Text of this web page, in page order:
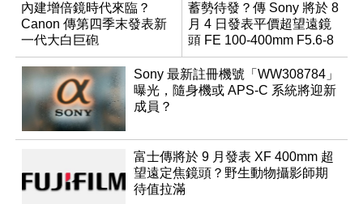
內建增倍鏡時代來臨？
Canon 傳第四季末發表新
一代大白巨砲
蓄勢待發？傳 Sony 將於 8
月 4 日發表平價超望遠鏡
頭 FE 100-400mm F5.6-8
Sony 最新註冊機號「WW308784」
曝光，隨身機或 APS-C 系統將迎新
成員？
富士傳將於 9 月發表 XF 400mm 超
望遠定焦鏡頭？野生動物攝影師期
待值拉滿